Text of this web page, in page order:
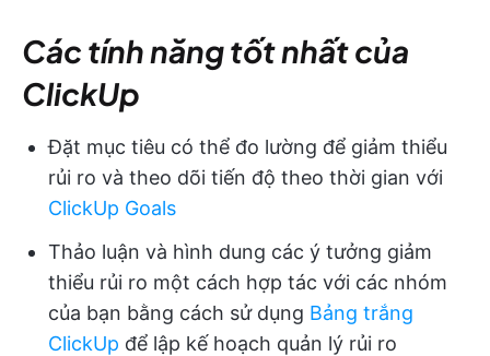
Các tính năng tốt nhất của
ClickUp
Đặt mục tiêu có thể đo lường để giảm thiểu
rủi ro và theo dõi tiến độ theo thời gian với
ClickUp Goals
Thảo luận và hình dung các ý tưởng giảm
thiểu rủi ro một cách hợp tác với các nhóm
của bạn bằng cách sử dụng Bảng trắng
ClickUp để lập kế hoạch quản lý rủi ro